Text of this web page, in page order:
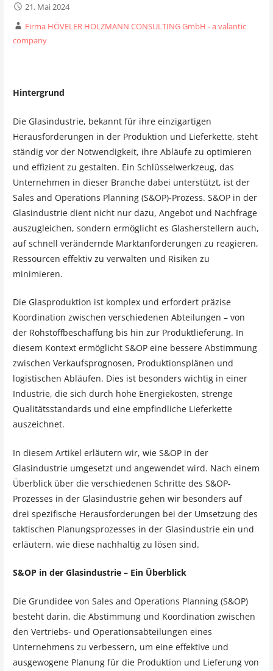
21. Mai 2024
Firma HÖVELER HOLZMANN CONSULTING GmbH - a valantic
company
Hintergrund
Die Glasindustrie, bekannt für ihre einzigartigen
Herausforderungen in der Produktion und Lieferkette, steht
ständig vor der Notwendigkeit, ihre Abläufe zu optimieren
und effizient zu gestalten. Ein Schlüsselwerkzeug, das
Unternehmen in dieser Branche dabei unterstützt, ist der
Sales and Operations Planning (S&OP)-Prozess. S&OP in der
Glasindustrie dient nicht nur dazu, Angebot und Nachfrage
auszugleichen, sondern ermöglicht es Glasherstellern auch,
auf schnell verändernde Marktanforderungen zu reagieren,
Ressourcen effektiv zu verwalten und Risiken zu
minimieren.
Die Glasproduktion ist komplex und erfordert präzise
Koordination zwischen verschiedenen Abteilungen – von
der Rohstoffbeschaffung bis hin zur Produktlieferung. In
diesem Kontext ermöglicht S&OP eine bessere Abstimmung
zwischen Verkaufsprognosen, Produktionsplänen und
logistischen Abläufen. Dies ist besonders wichtig in einer
Industrie, die sich durch hohe Energiekosten, strenge
Qualitätsstandards und eine empfindliche Lieferkette
auszeichnet.
In diesem Artikel erläutern wir, wie S&OP in der
Glasindustrie umgesetzt und angewendet wird. Nach einem
Überblick über die verschiedenen Schritte des S&OP-
Prozesses in der Glasindustrie gehen wir besonders auf
drei spezifische Herausforderungen bei der Umsetzung des
taktischen Planungsprozesses in der Glasindustrie ein und
erläutern, wie diese nachhaltig zu lösen sind.
S&OP in der Glasindustrie – Ein Überblick
Die Grundidee von Sales and Operations Planning (S&OP)
besteht darin, die Abstimmung und Koordination zwischen
den Vertriebs- und Operationsabteilungen eines
Unternehmens zu verbessern, um eine effektive und
ausgewogene Planung für die Produktion und Lieferung von